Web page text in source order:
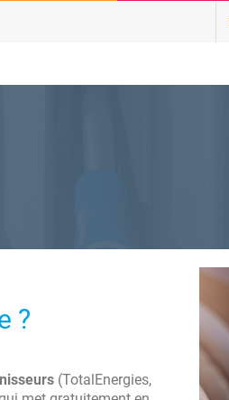
?
(TotalEnergies,